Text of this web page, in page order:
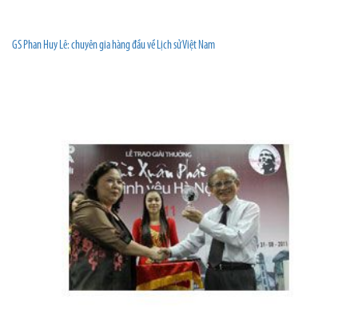
GS Phan Huy Lê: chuyên gia hàng đầu về Lịch sử Việt Nam